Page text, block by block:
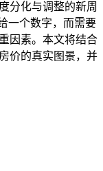
分化与调整的新周
一个数字，而需要
因素。本文将结合
价的真实图景，并